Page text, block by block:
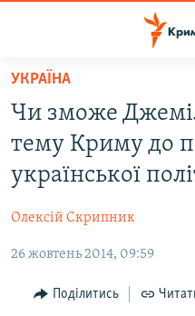
Перейти
основного
матеріалу
Перейти
до
основної
Перейти
пошуку
ВІДЕО ТА ФОТО
БЛОГИ
ПОГЛЯД
ІНТЕРВ'Ю
УКРАЇНА
Чи зможе
тему Криму до
української
Олексій Скрипник
26 жовтень 2014, 09:59
Поділитись